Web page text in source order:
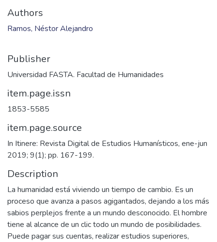
Authors
Ramos, Néstor Alejandro
Publisher
Universidad FASTA. Facultad de Humanidades
item.page.issn
1853-5585
item.page.source
In Itinere: Revista Digital de Estudios Humanísticos, ene-jun
2019; 9(1); pp. 167-199.
Description
La humanidad está viviendo un tiempo de cambio. Es un
proceso que avanza a pasos agigantados, dejando a los más
sabios perplejos frente a un mundo desconocido. El hombre
tiene al alcance de un clic todo un mundo de posibilidades.
Puede pagar sus cuentas, realizar estudios superiores,